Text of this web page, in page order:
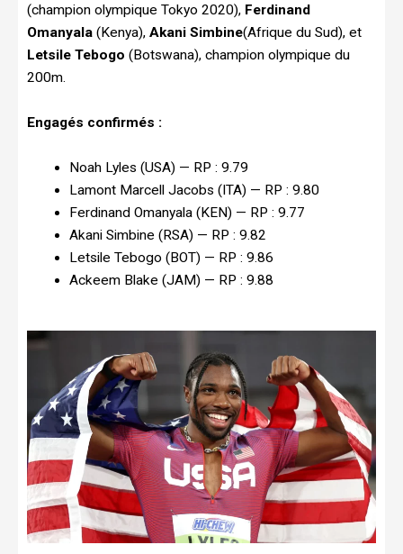
(champion olympique Tokyo 2020), Ferdinand
Omanyala (Kenya), Akani Simbine(Afrique du Sud), et
Letsile Tebogo (Botswana), champion olympique du
200m.
Engagés confirmés :
Noah Lyles (USA) — RP : 9.79
Lamont Marcell Jacobs (ITA) — RP : 9.80
Ferdinand Omanyala (KEN) — RP : 9.77
Akani Simbine (RSA) — RP : 9.82
Letsile Tebogo (BOT) — RP : 9.86
Ackeem Blake (JAM) — RP : 9.88